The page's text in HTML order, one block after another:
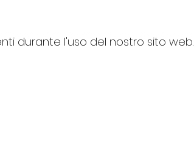
durante l'uso del nostro sito web.